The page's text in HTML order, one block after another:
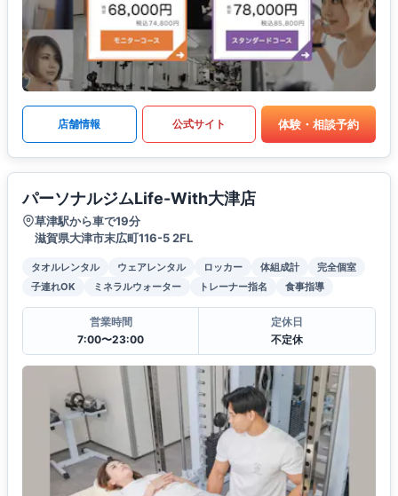
店舗情報 公式サイト 体験・相談予約
パーソナルジムLife-With大津店
草津駅から車で19分
滋賀県大津市末広町116-5 2FL
タオルレンタル ウェアレンタル ロッカー 体組成計
完全個室
子連れOK
ミネラルウォーター トレーナー指名 食事指導
営業時間
7:00〜23:00
定休日
不定休